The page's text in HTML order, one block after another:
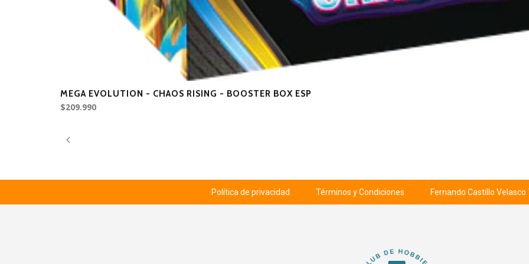
MEGA EVOLUTION - CHAOS RISING - BOOSTER BOX ESP
$209.990
Política de privacidad Términos y Condiciones Fernando Castillo Velasco